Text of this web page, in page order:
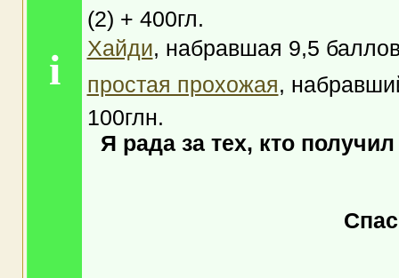
i
(2) + 400гл.
Хайди, набравшая 9,5
простая прохожая,
100глн.
Я рада за тех, кто